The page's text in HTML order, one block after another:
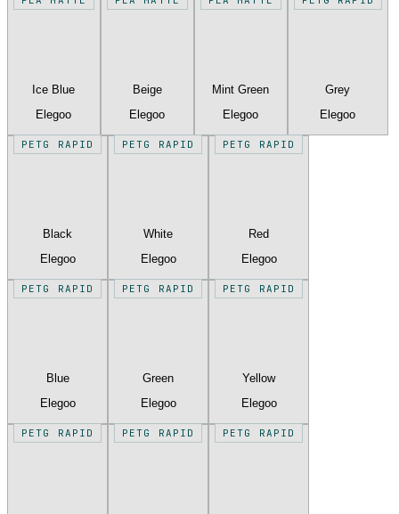
Ice Blue
Elegoo
Beige
Elegoo
Mint Green
Elegoo
Grey
Elegoo
PETG RAPID
Black
Elegoo
PETG RAPID
White
Elegoo
PETG RAPID
Red
Elegoo
PETG RAPID
Blue
Elegoo
PETG RAPID
Green
Elegoo
PETG RAPID
Yellow
Elegoo
PETG RAPID PETG RAPID PETG RAPID